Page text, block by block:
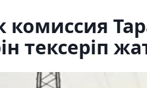
комиссия
тексеріп